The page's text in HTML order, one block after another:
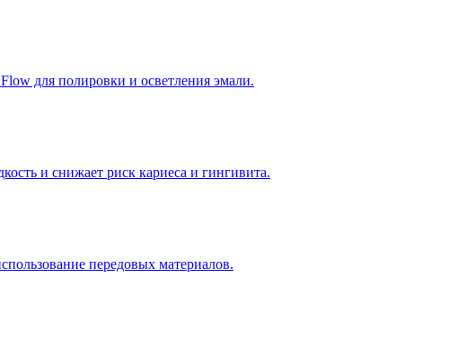
для полировки и осветления эмали.
и снижает риск кариеса и гингивита.
передовых материалов.